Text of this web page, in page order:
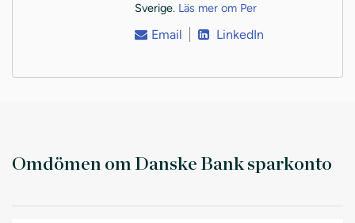
Sverige. Läs mer om Per
Email LinkedIn
Omdömen om Danske Bank sparkonto